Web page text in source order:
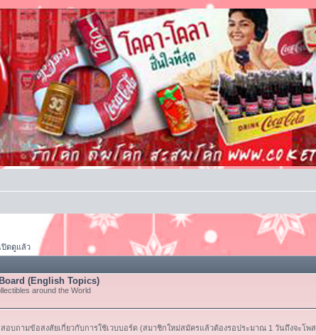
ปิดดูแล้ว
(English Topics)
around the World
อบถามข้อสงสัยเกี่ยวกับการใช้เวบบอร์ด (สมาชิกใหม่สมัครแล้วต้องรอประมาณ 1 วันถึงจะโพส